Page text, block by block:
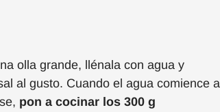
olla grande, llénala con agua y
al gusto. Cuando el agua comience a
pon a cocinar los 300 g